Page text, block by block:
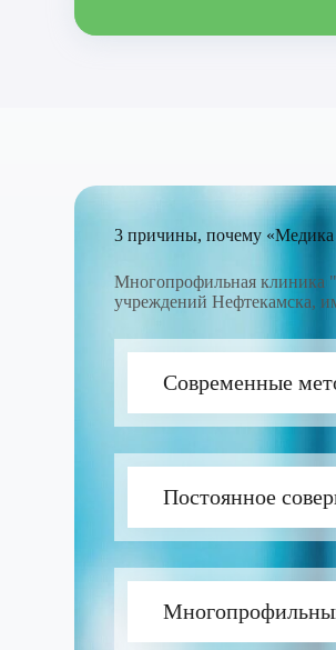
3 причины, почему
Многопрофильная клиника
учреждений Нефтекамска,
Современные
Постоянное